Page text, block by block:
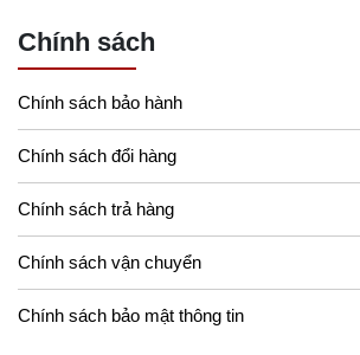
Chính sách
Chính sách bảo hành
Chính sách đổi hàng
Chính sách trả hàng
Chính sách vận chuyển
Chính sách bảo mật thông tin